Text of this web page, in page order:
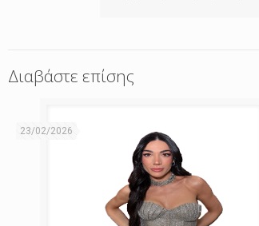
Διαβάστε επίσης
23/02/2026